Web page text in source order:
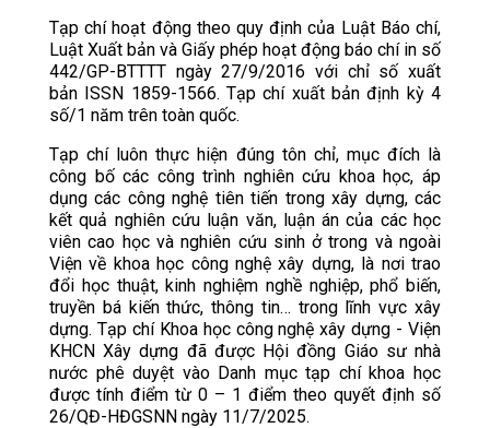
Tạp chí hoạt động theo quy định của Luật Báo chí,
Luật Xuất bản và Giấy phép hoạt động báo chí in số
442/GP-BTTTT ngày 27/9/2016 với chỉ số xuất
bản ISSN 1859-1566. Tạp chí xuất bản định kỳ 4
số/1 năm trên toàn quốc.
Tạp chí luôn thực hiện đúng tôn chỉ, mục đích là
công bố các công trình nghiên cứu khoa học, áp
dụng các công nghệ tiên tiến trong xây dựng, các
kết quả nghiên cứu luận văn, luận án của các học
viên cao học và nghiên cứu sinh ở trong và ngoài
Viện về khoa học công nghệ xây dựng, là nơi trao
đổi học thuật, kinh nghiệm nghề nghiệp, phổ biến,
truyền bá kiến thức, thông tin… trong lĩnh vực xây
dựng. Tạp chí Khoa học công nghệ xây dựng - Viện
KHCN Xây dựng đã được Hội đồng Giáo sư nhà
nước phê duyệt vào Danh mục tạp chí khoa học
được tính điểm từ 0 – 1 điểm theo quyết định số
26/QĐ-HĐGSNN ngày 11/7/2025.